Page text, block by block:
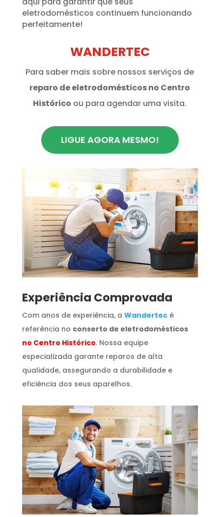
eletrodomésticos continuem funcionando
perfeitamente!
WANDERTEC
Para saber mais sobre nossos serviços de
reparo de eletrodomésticos no Centro
Histórico ou para agendar uma visita.
LIGUE AGORA MESMO!
​Experiência Comprovada
Com anos de experiência, a Wandertecé
referência no conserto de eletrodomésticos
no Centro Histórico. Nossa equipe
especializada garante reparos de alta
qualidade, assegurando a durabilidade e
eficiência dos seus aparelhos.